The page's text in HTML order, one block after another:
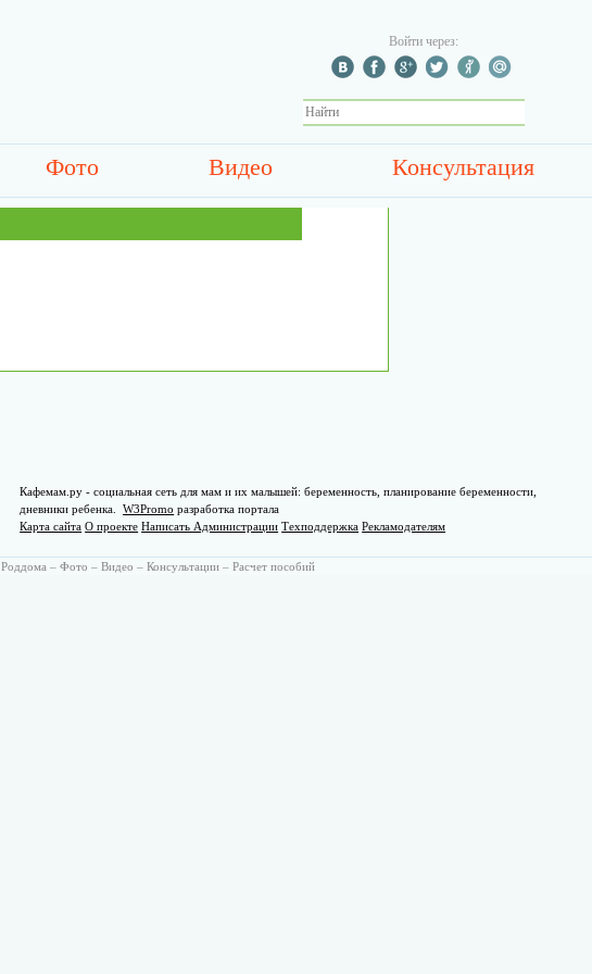
Войти через:
Фото Видео Консультация
Кафемам.ру - социальная сеть для мам и их малышей: беременность, планирование беременности,
дневники ребенка.W3Promo разработка портала
Карта сайта О проекте Написать Администрации Техподдержка Рекламодателям
Роддома – Фото – Видео – Консультации – Расчет пособий